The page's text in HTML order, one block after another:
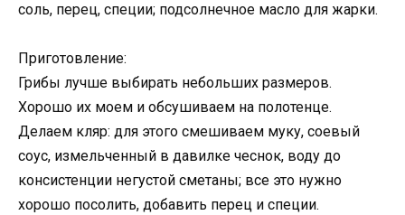
соль, перец, специи; подсолнечное масло для жарки.
Приготовление:
Грибы лучше выбирать небольших размеров.
Хорошо их моем и обсушиваем на полотенце.
Делаем кляр: для этого смешиваем муку, соевый
соус, измельченный в давилке чеснок, воду до
консистенции негустой сметаны; все это нужно
хорошо посолить, добавить перец и специи.